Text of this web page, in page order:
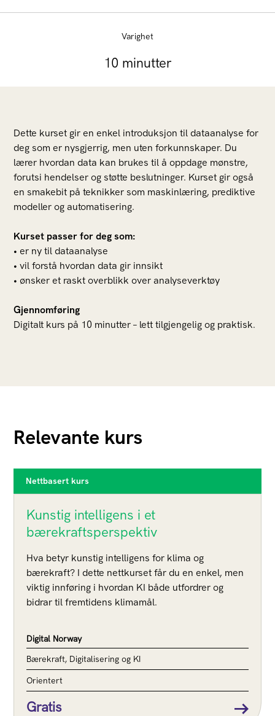
Varighet
10 minutter
Dette kurset gir en enkel introduksjon til dataanalyse for
deg som er nysgjerrig, men uten forkunnskaper. Du
lærer hvordan data kan brukes til å oppdage mønstre,
forutsi hendelser og støtte beslutninger. Kurset gir også
en smakebit på teknikker som maskinlæring, prediktive
modeller og automatisering.
Kurset passer for deg som:
• er ny til dataanalyse
• vil forstå hvordan data gir innsikt
• ønsker et raskt overblikk over analyseverktøy
Gjennomføring
Digitalt kurs på 10 minutter – lett tilgjengelig og praktisk.
Relevante kurs
Nettbasert kurs
Kunstig intelligens i et
bærekraftsperspektiv
Hva betyr kunstig intelligens for klima og
bærekraft? I dette nettkurset får du en enkel, men
viktig innføring i hvordan KI både utfordrer og
bidrar til fremtidens klimamål.
Digital Norway
Bærekraft, Digitalisering og KI
Orientert
Gratis